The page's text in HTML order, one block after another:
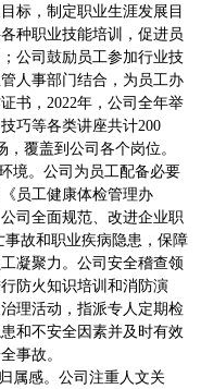
标，制定职业生涯发展目
种职业技能培训，促进员
公司鼓励员工参加行业技
人事部门结合，为员工办
书，2022年，公司全年举
巧等各类讲座共计200
覆盖到公司各个岗位。
境。公司为员工配备必要
员工健康体检管理办
司全面规范、改进企业职
故和职业疾病隐患，保障
凝聚力。公司安全稽查领
防火知识培训和消防演
理活动，指派专人定期检
和不安全因素并及时有效
事故。
属感。公司注重人文关